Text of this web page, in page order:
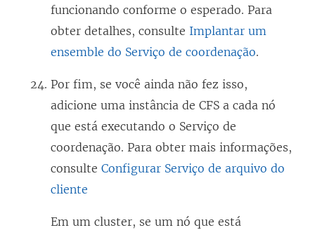
funcionando conforme o esperado. Para
obter detalhes, consulte Implantar um
ensemble do Serviço de coordenação.
Por fim, se você ainda não fez isso,
adicione uma instância de CFS a cada nó
que está executando o Serviço de
coordenação. Para obter mais informações,
consulte Configurar Serviço de arquivo do
cliente
Em um cluster, se um nó que está